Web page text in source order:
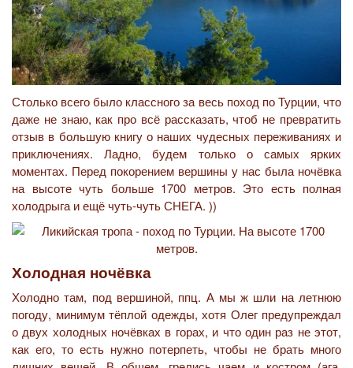
Столько всего было классного за весь поход по Турции, что
даже не знаю, как про всё рассказать, чтоб не превратить
отзыв в большую книгу о наших чудесных переживаниях и
приключениях. Ладно, будем только о самых ярких
моментах. Перед покорением вершины у нас была ночёвка
на высоте чуть больше 1700 метров. Это есть полная
холодрыга и ещё чуть-чуть СНЕГА. ))
Холодная ночёвка
Холодно там, под вершиной, ппц. А мы ж шли на летнюю
погоду, минимум тёплой одежды, хотя Олег предупреждал
о двух холодных ночёвках в горах, и что один раз не этот,
как его, то есть нужно потерпеть, чтобы не брать много